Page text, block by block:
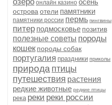
онлайн казино осень
острова отели памятники
памятники россии пермь пингвины
питер подмосковье позитив
полезные советы породы
кошек породы собак
португалия праздники приколы
природа птицы
путешествия растения
редкие животные редкие птицы
река реки реки россии